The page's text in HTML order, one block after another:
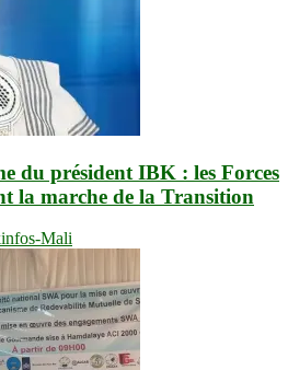
du président IBK : les Forces
la marche de la Transition
Mali